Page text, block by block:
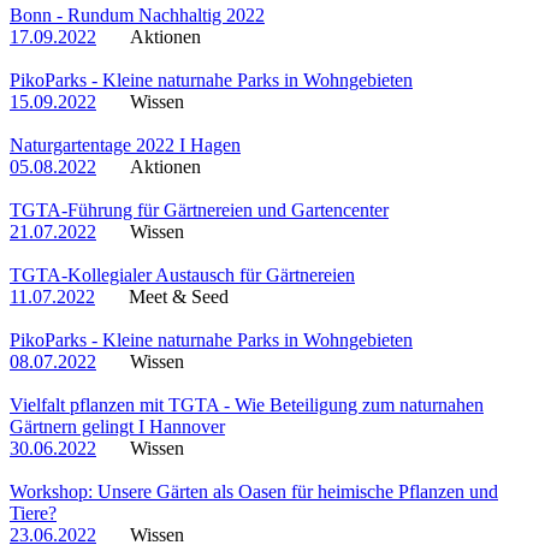
Bonn - Rundum Nachhaltig 2022
17.09.2022
Aktionen
PikoParks - Kleine naturnahe Parks in Wohngebieten
15.09.2022
Wissen
Naturgartentage 2022 I Hagen
05.08.2022
Aktionen
TGTA-Führung für Gärtnereien und Gartencenter
21.07.2022
Wissen
TGTA-Kollegialer Austausch für Gärtnereien
11.07.2022
Meet & Seed
PikoParks - Kleine naturnahe Parks in Wohngebieten
08.07.2022
Wissen
Vielfalt pflanzen mit TGTA - Wie Beteiligung zum naturnahen
Gärtnern gelingt I Hannover
30.06.2022
Wissen
Workshop: Unsere Gärten als Oasen für heimische Pflanzen und
Tiere?
23.06.2022
Wissen